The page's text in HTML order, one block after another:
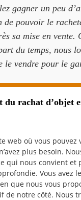
gagner un peu
de pouvoir le
sa mise en vente.
du temps, nous
le vendre pour le
du rachat d’objet
web où vous pouvez
plus besoin.
qui nous convient et
Vous avez
que nous vous
de notre côté. Nous